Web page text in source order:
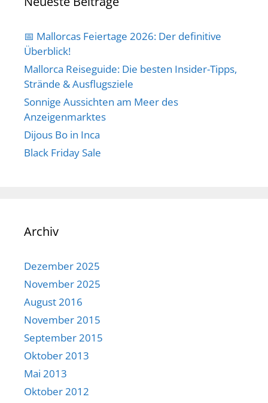
📅 Mallorcas Feiertage 2026: Der definitive
Überblick!
Mallorca Reiseguide: Die besten Insider-Tipps,
Strände & Ausflugsziele
Sonnige Aussichten am Meer des
Anzeigenmarktes
Dijous Bo in Inca
Black Friday Sale
Archiv
Dezember 2025
November 2025
August 2016
November 2015
September 2015
Oktober 2013
Mai 2013
Oktober 2012